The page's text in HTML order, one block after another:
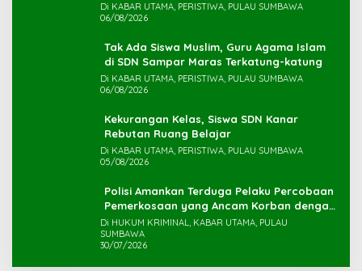
Di KABAR UTAMA, PERISTIWA, PULAU SUMBAWA
06/08/2026
Tak Ada Siswa Muslim, Guru Agama Islam
di SDN Sampar Maras Terkatung-katung ‎
Di KABAR UTAMA, PERISTIWA, PULAU SUMBAWA
06/08/2026
Kekurangan Kelas, Siswa SDN Kanar
Rebutan Ruang Belajar
Di KABAR UTAMA, PERISTIWA, PULAU SUMBAWA
05/08/2026
Polisi Amankan Terduga Pelaku Percobaan
Pemerkosaan yang Ancam Korban dengan
Parang
Di HUKUM KRIMINAL, KABAR UTAMA, PULAU
SUMBAWA
30/07/2026